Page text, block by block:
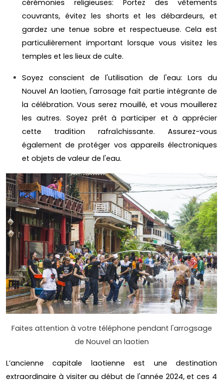
cérémonies religieuses: Portez des vêtements
couvrants, évitez les shorts et les débardeurs, et
gardez une tenue sobre et respectueuse. Cela est
particulièrement important lorsque vous visitez les
temples et les lieux de culte.
Soyez conscient de l'utilisation de l'eau: Lors du
Nouvel An laotien, l'arrosage fait partie intégrante de
la célébration. Vous serez mouillé, et vous mouillerez
les autres. Soyez prêt à participer et à apprécier
cette tradition rafraîchissante. Assurez-vous
également de protéger vos appareils électroniques
et objets de valeur de l'eau.
Faites attention à votre téléphone pendant l'arrogsage
de Nouvel an laotien
L’ancienne capitale laotienne est une destination
extraordinaire à visiter au début de l'année 2024, et ces 4